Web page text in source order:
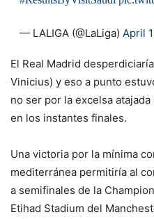
— LALIGA (@LaLiga) April
El Real Madrid
Vinicius) y eso a punto
no ser por la excelsa
en los instantes finales.
Una victoria por la mínima
mediterránea permitiría al
a semifinales de la
Etihad Stadium del